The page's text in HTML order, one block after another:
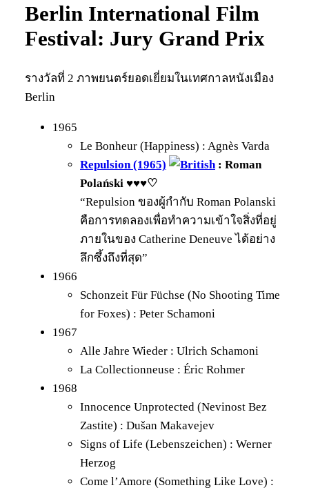
Berlin International Film
Festival: Jury Grand Prix
รางวัลที่ 2 ภาพยนตร์ยอดเยี่ยมในเทศกาลหนังเมือง
Berlin
1965
Le Bonheur (Happiness) : Agnès Varda
Repulsion (1965)
: Roman
Polański ♥♥♥♡
“Repulsion ของผู้กำกับ Roman Polanski
คือการทดลองเพื่อทำความเข้าใจสิ่งที่อยู่
ภายในของ Catherine Deneuve ได้อย่าง
ลึกซึ้งถึงที่สุด”
1966
Schonzeit Für Füchse (No Shooting Time
for Foxes) : Peter Schamoni
1967
Alle Jahre Wieder : Ulrich Schamoni
La Collectionneuse : Éric Rohmer
1968
Innocence Unprotected (Nevinost Bez
Zastite) : Dušan Makavejev
Signs of Life (Lebenszeichen) : Werner
Herzog
Come l’Amore (Something Like Love) :